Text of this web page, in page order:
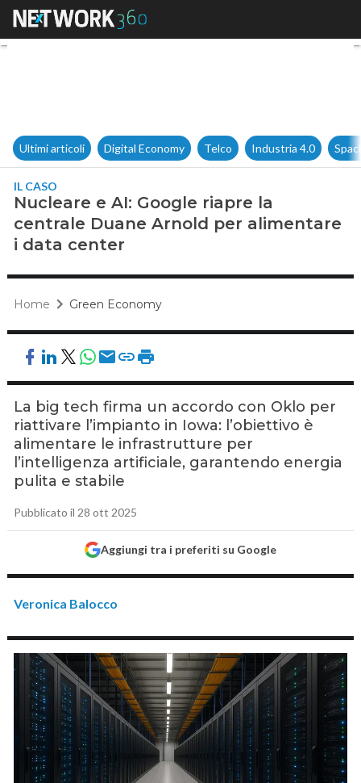
Nucleare e AI: Google riapre
Ultimi articoli Digital Economy Telco Industria 4.0
IL CASO
Nucleare e AI: Google riapre la
centrale Duane Arnold per alimentare
i data center
Home Green Economy
La big tech firma un accordo con Oklo per
riattivare l’impianto in Iowa: l’obiettivo è
alimentare le infrastrutture per
l’intelligenza artificiale, garantendo energia
pulita e stabile
Pubblicato il 28 ott 2025
Aggiungi tra i preferiti su Google
Veronica Balocco